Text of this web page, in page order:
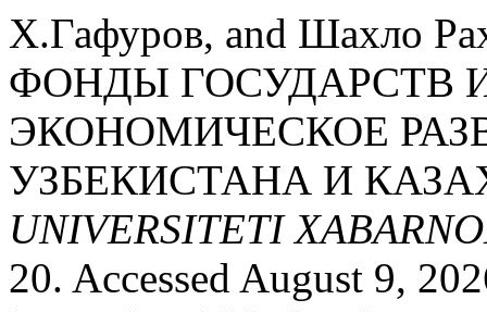
Х.Гафуров, and Шахло
ФОНДЫ ГОСУДАРСТВ
ЭКОНОМИЧЕСКОЕ
УЗБЕКИСТАНА И
UNIVERSITETI
20. Accessed August 9,